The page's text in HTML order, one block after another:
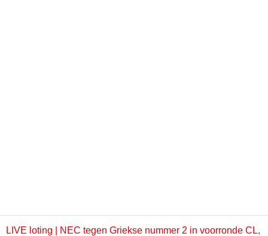
LIVE loting | NEC tegen Griekse nummer 2 in voorronde CL,